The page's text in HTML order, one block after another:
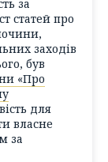
за
статей про
заходів
був
«Про
для
власне
за